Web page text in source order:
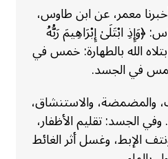
معمر، عن ابن طاوس،
﴿وَإِذِ ابْتَلَىٰ إِبْرَاهِيمَ رَبُّهُ
الله بالطهارة: خمس في
في الجسد.
والاستنشاق،
الجسد: تقليم الأظفار،
الإبط، وغسل أثر الغائط